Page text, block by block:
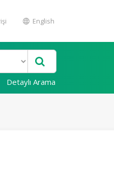
English
Detaylı Arama